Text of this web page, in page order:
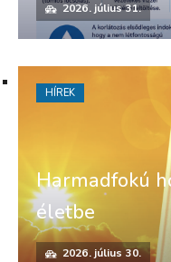
2026. július 31.
Harmadfokú
életbe
2026. július 30.
HÍREK